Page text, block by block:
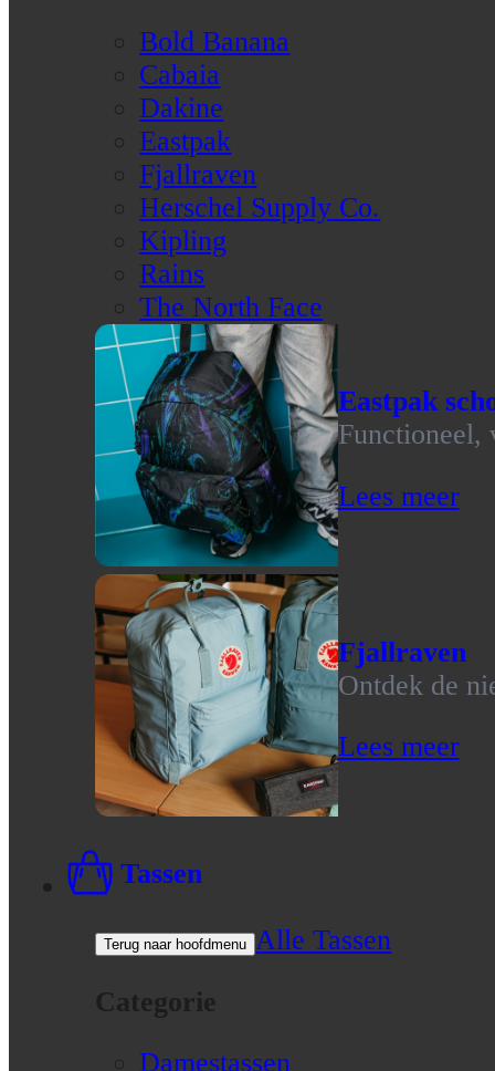
Bold Banana
Cabaia
Dakine
Eastpak
Fjallraven
Herschel Supply Co.
Kipling
Rains
The North Face
Eastpak
Functioneel,
Lees meer
Fjallraven
Ontdek de
Lees meer
Tassen
Terug naar hoofdmenu Alle Tassen
Categorie
Damestassen